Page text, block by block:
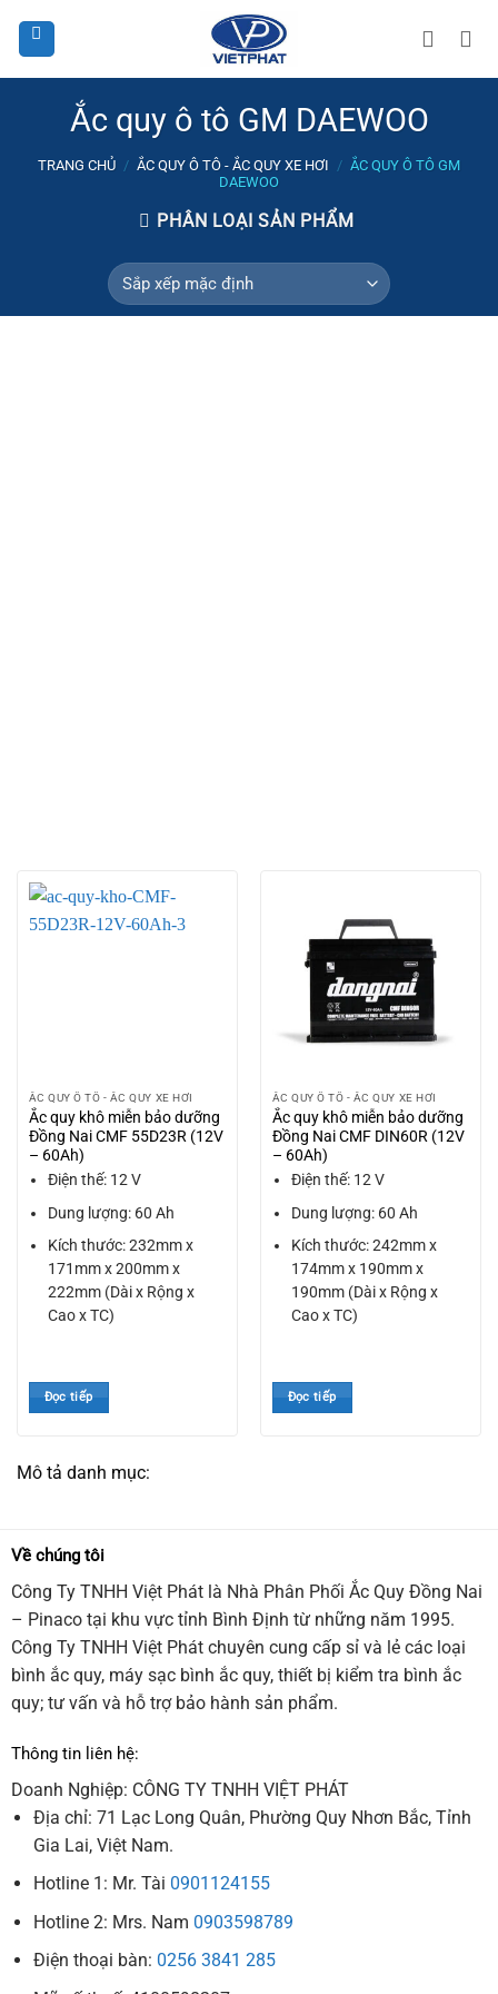
Ắc quy ô tô GM DAEWOO
TRANG CHỦ / ẮC QUY Ô TÔ - ẮC QUY XE HƠI / ẮC QUY Ô TÔ GM
DAEWOO
PHÂN LOẠI SẢN PHẨM
ẮC QUY Ô TÔ - ẮC QUY XE HƠI
Ắc quy khô miễn bảo dưỡng
Đồng Nai CMF 55D23R (12V
– 60Ah)
Điện thế: 12 V
Dung lượng: 60 Ah
Kích thước: 232mm x
171mm x 200mm x
222mm (Dài x Rộng x
Cao x TC)
Đọc tiếp
ẮC QUY Ô TÔ - ẮC QUY XE HƠI
Ắc quy khô miễn bảo dưỡng
Đồng Nai CMF DIN60R (12V
– 60Ah)
Điện thế: 12 V
Dung lượng: 60 Ah
Kích thước: 242mm x
174mm x 190mm x
190mm (Dài x Rộng x
Cao x TC)
Đọc tiếp
Mô tả danh mục:
Về chúng tôi
Công Ty TNHH Việt Phát là Nhà Phân Phối Ắc Quy Đồng Nai
– Pinaco tại khu vực tỉnh Bình Định từ những năm 1995.
Công Ty TNHH Việt Phát chuyên cung cấp sỉ và lẻ các loại
bình ắc quy, máy sạc bình ắc quy, thiết bị kiểm tra bình ắc
quy; tư vấn và hỗ trợ bảo hành sản phẩm.
Thông tin liên hệ:
Doanh Nghiệp: CÔNG TY TNHH VIỆT PHÁT
Địa chỉ: 71 Lạc Long Quân, Phường Quy Nhơn Bắc, Tỉnh
Gia Lai, Việt Nam.
Hotline 1: Mr. Tài 0901124155
Hotline 2: Mrs. Nam 0903598789
Điện thoại bàn: 0256 3841 285